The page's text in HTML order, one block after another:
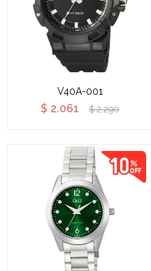
V40A-001
$ 2.061 $ 2.290